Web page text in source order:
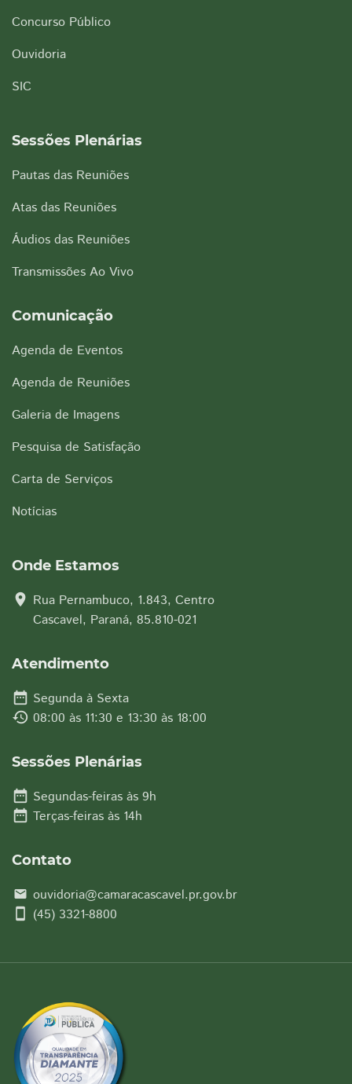
Concurso Público
Ouvidoria
SIC
Sessões Plenárias
Pautas das Reuniões
Atas das Reuniões
Áudios das Reuniões
Transmissões Ao Vivo
Comunicação
Agenda de Eventos
Agenda de Reuniões
Galeria de Imagens
Pesquisa de Satisfação
Carta de Serviços
Notícias
Onde Estamos
location_on Rua Pernambuco, 1.843, Centro
Cascavel, Paraná, 85.810-021
Atendimento
date_range Segunda à Sexta
history 08:00 às 11:30 e 13:30 às 18:00
Sessões Plenárias
date_range Segundas-feiras às 9h
date_range Terças-feiras às 14h
Contato
email ouvidoria@camaracascavel.pr.gov.br
smartphone (45) 3321-8800